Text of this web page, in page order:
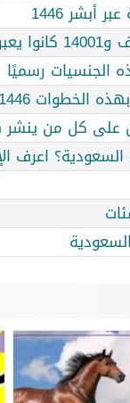
الجنسيات رسميًا
الخطوات 1446
اعرف